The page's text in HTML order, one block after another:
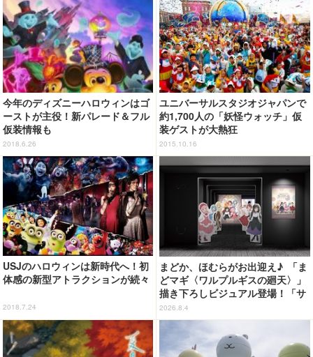
今年のディズニーハロウィンはゴ
ーストが主役！新パレード＆フル
仮装情報も
2018.6.26
ユニバーサルスタジオジャパンで
約1,700人の「妖怪ウォッチ」仮
装ゲストが大熱狂
2015.10.16
USJのハロウィンは新時代へ！初
体感の新型アトラクションが続々
2018.7.24
まどか、ほむらがお出迎え♪ 「ま
どマギ〈ワルプルギスの廻天〉」
描き下ろしビジュアル登場！「サ
ンシャインシティプリンスホテ
ル」コラボ開催
2026.8.4